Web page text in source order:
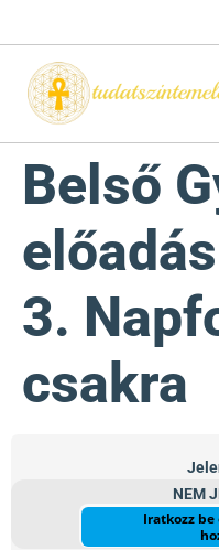
Belső
3.
csakra
NEM
Iratkozz